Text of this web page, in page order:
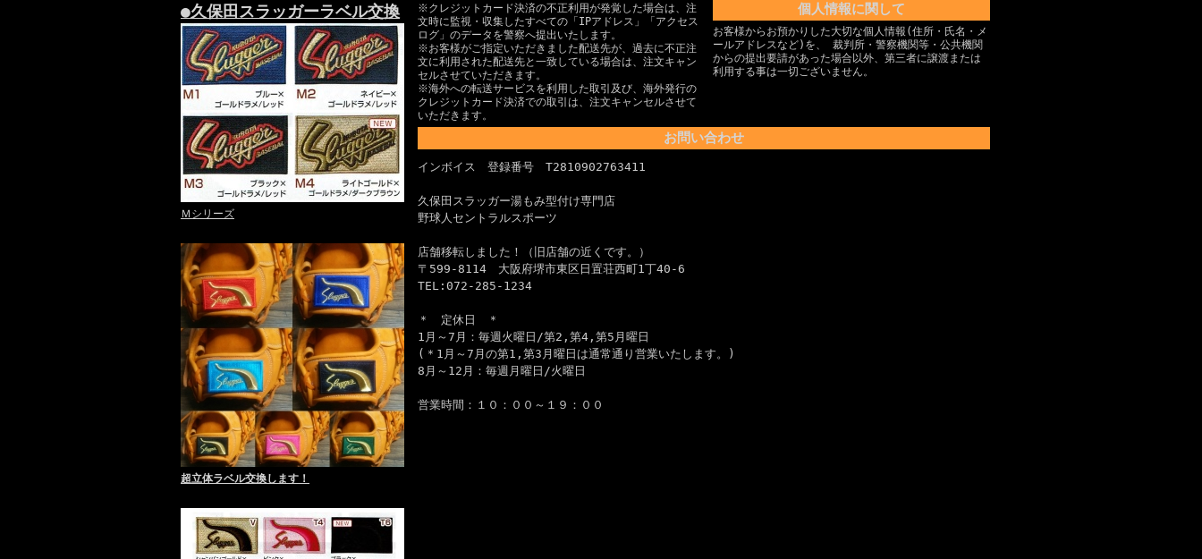
●久保田スラッガーラベル交換
Ｍシリーズ
超立体ラベル交換します！
※クレジットカード決済の不正利用が発覚した場合は、注
文時に監視・収集したすべての「IPアドレス」「アクセス
ログ」のデータを警察へ提出いたします。
※お客様がご指定いただきました配送先が、過去に不正注
文に利用された配送先と一致している場合は、注文キャン
セルさせていただきます。
※海外への転送サービスを利用した取引及び、海外発行の
クレジットカード決済での取引は、注文キャンセルさせて
いただきます。
個人情報に関して
お客様からお預かりした大切な個人情報(住所・氏名・メ
ールアドレスなど)を、 裁判所・警察機関等・公共機関
からの提出要請があった場合以外、第三者に譲渡または
利用する事は一切ございません。
お問い合わせ
インボイス 登録番号 T2810902763411
久保田スラッガー湯もみ型付け専門店
野球人セントラルスポーツ
店舗移転しました！（旧店舗の近くです。）
〒599-8114 大阪府堺市東区日置荘西町1丁40-6
TEL:072-285-1234
＊ 定休日 ＊
1月～7月：毎週火曜日/第2,第4,第5月曜日
(＊1月～7月の第1,第3月曜日は通常通り営業いたします。)
8月～12月：毎週月曜日/火曜日
営業時間：１０：００～１９：００